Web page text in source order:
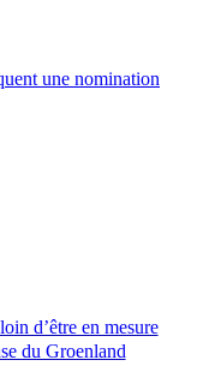
une nomination
d’être en mesure
du Groenland